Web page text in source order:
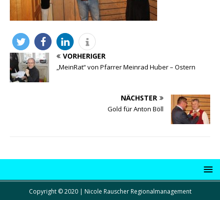
VORHERIGER
„MeinRat“ von Pfarrer Meinrad Huber – Ostern
NÄCHSTER
Gold für Anton Böll
Copyright © 2020 | Nicole Rauscher Regionalmanagement